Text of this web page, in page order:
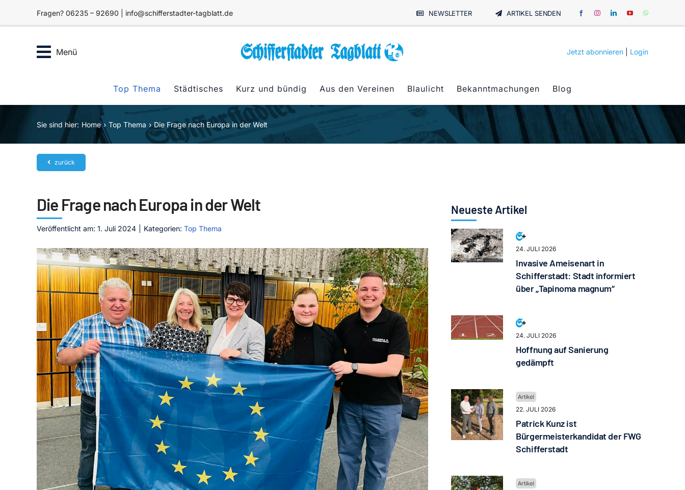
Fragen? 06235 – 92690 | info@schifferstadter-tagblatt.de NEWSLETTER ARTIKEL SENDEN
Menü Jetzt abonnieren Login
Top Thema Städtisches Kurz und bündig Aus den Vereinen Blaulicht Bekanntmachungen Blog
Sie sind hier: Home Top Thema Die Frage nach Europa in der Welt
zurück
Die Frage nach Europa in der Welt
Veröffentlicht am: 1. Juli 2024 Kategorien: Top Thema
Neueste Artikel
24. JULI 2026
Invasive Ameisenart in
Schifferstadt: Stadt informiert
über „Tapinoma magnum“
24. JULI 2026
Hoffnung auf Sanierung
gedämpft
22. JULI 2026
Patrick Kunz ist
Bürgermeisterkandidat der FWG
Schifferstadt